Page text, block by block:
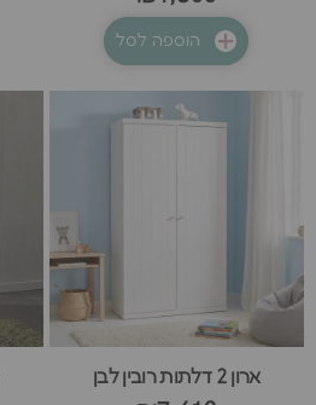
הוספה לסל
ארון 2 דלתות רובין לבן